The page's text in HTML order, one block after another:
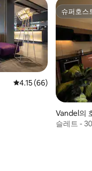
평점 4.15점(5점 만점),
4.15 (66)
슈퍼호스
슈퍼호스
Vandel의
슬레트 -